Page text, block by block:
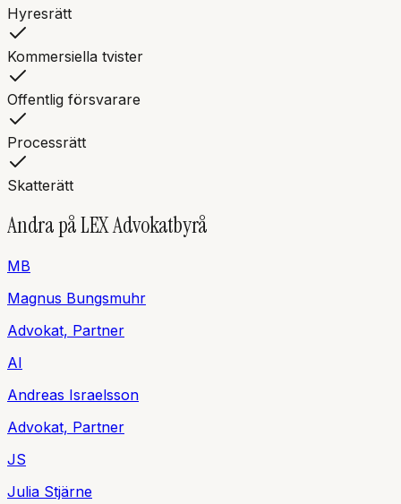
Hyresrätt
Kommersiella tvister
Offentlig försvarare
Processrätt
Skatterätt
Andra påLEX Advokatbyrå
MB
Magnus Bungsmuhr
Advokat, Partner
AI
Andreas Israelsson
Advokat, Partner
JS
Julia Stjärne